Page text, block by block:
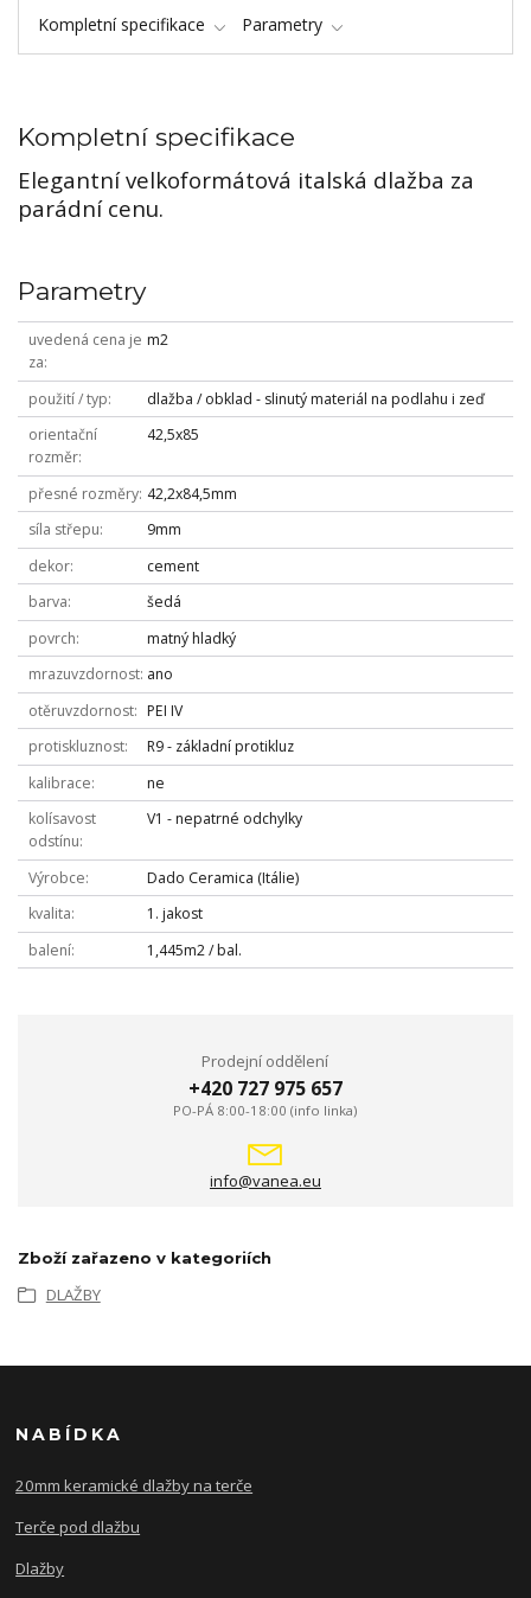
Kompletní specifikace Parametry
Kompletní specifikace
Elegantní velkoformátová italská dlažba za
parádní cenu.
Parametry
uvedená cena je
za
m2
použití / typ
dlažba / obklad - slinutý materiál na podlahu i zeď
orientační
rozměr
42,5x85
přesné rozměry 42,2x84,5mm
síla střepu
9mm
dekor
cement
barva
šedá
povrch
matný hladký
mrazuvzdornost ano
otěruvzdornost
PEI IV
protiskluznost
R9 - základní protikluz
kalibrace
ne
kolísavost
odstínu
V1 - nepatrné odchylky
Výrobce
Dado Ceramica (Itálie)
kvalita
1. jakost
balení
1,445m2 / bal.
Prodejní oddělení
+420 727 975 657
PO-PÁ 8:00-18:00 (info linka)
info@vanea.eu
Zboží zařazeno v kategoriích
DLAŽBY
NABÍDKA
20mm keramické dlažby na terče
Terče pod dlažbu
Dlažby